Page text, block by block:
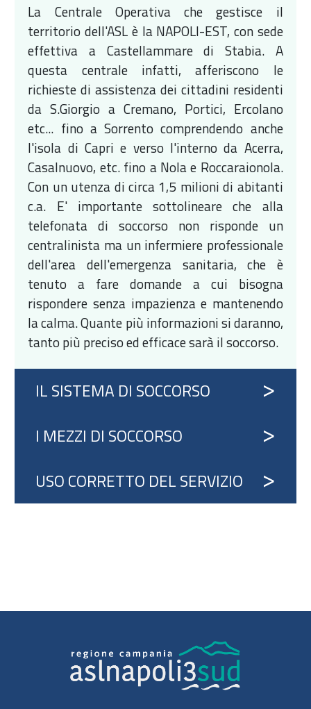
La Centrale Operativa che gestisce il
territorio dell'ASL è la NAPOLI-EST, con sede
effettiva a Castellammare di Stabia. A
questa centrale infatti, afferiscono le
richieste di assistenza dei cittadini residenti
da S.Giorgio a Cremano, Portici, Ercolano
etc... fino a Sorrento comprendendo anche
l'isola di Capri e verso l'interno da Acerra,
Casalnuovo, etc. fino a Nola e Roccaraionola.
Con un utenza di circa 1,5 milioni di abitanti
c.a. E' importante sottolineare che alla
telefonata di soccorso non risponde un
centralinista ma un infermiere professionale
dell'area dell'emergenza sanitaria, che è
tenuto a fare domande a cui bisogna
rispondere senza impazienza e mantenendo
la calma. Quante più informazioni si daranno,
tanto più preciso ed efficace sarà il soccorso.
IL SISTEMA DI SOCCORSO
I MEZZI DI SOCCORSO
USO CORRETTO DEL SERVIZIO